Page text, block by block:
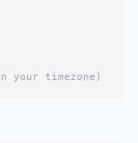
your timezone)